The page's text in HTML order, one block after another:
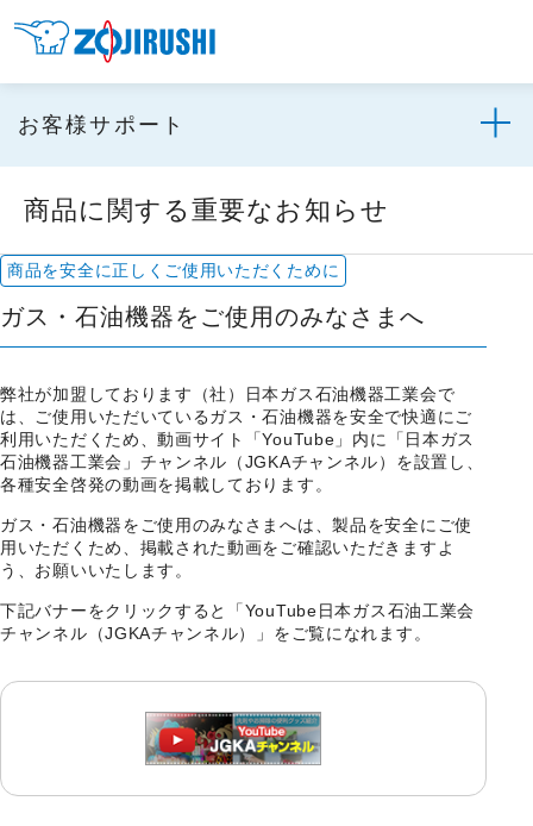
お客様サポート
商品に関する重要なお知らせ
商品を安全に正しくご使用いただくために
ガス・石油機器をご使用のみなさまへ
弊社が加盟しております（社）日本ガス石油機器工業会で
は、ご使用いただいているガス・石油機器を安全で快適にご
利用いただくため、動画サイト「YouTube」内に「日本ガス
石油機器工業会」チャンネル（JGKAチャンネル）を設置し、
各種安全啓発の動画を掲載しております。
ガス・石油機器をご使用のみなさまへは、製品を安全にご使
用いただくため、掲載された動画をご確認いただきますよ
う、お願いいたします。
下記バナーをクリックすると「YouTube日本ガス石油工業会
チャンネル（JGKAチャンネル）」をご覧になれます。